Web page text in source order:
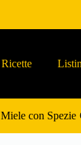
Ricette
Miele con Spezie